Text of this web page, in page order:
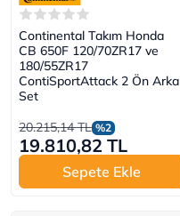
Continental Takım Honda
CB 650F 120/70ZR17 ve
180/55ZR17
ContiSportAttack 2 Ön Arka
Set
20.215,14 TL %2
19.810,82 TL
Sepete Ekle